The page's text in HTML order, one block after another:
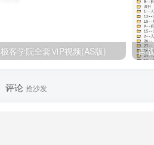
极客学院全套ⅥP视频(AS版)
评论 抢沙发